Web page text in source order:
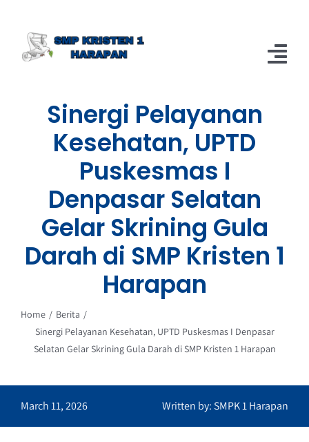
content
Sinergi Pelayanan
Kesehatan, UPTD
Puskesmas I
Denpasar Selatan
Gelar Skrining Gula
Darah di SMP Kristen 1
Harapan
Home
Berita
Sinergi Pelayanan Kesehatan, UPTD Puskesmas I Denpasar
Selatan Gelar Skrining Gula Darah di SMP Kristen 1 Harapan
March 11, 2026 Written by: SMPK 1 Harapan